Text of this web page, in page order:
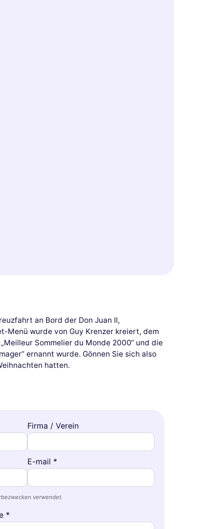
an Bord der Don Juan II,
Menü wurde von Guy Krenzer kreiert, dem
Sommelier du Monde 2000“ und die
ernannt wurde. Gönnen Sie sich also
hatten.
Firma / Verein
E-mail *
verwendet.
*